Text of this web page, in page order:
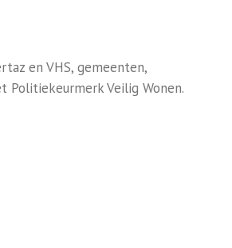
en VHS, gemeenten,
Veilig Wonen.